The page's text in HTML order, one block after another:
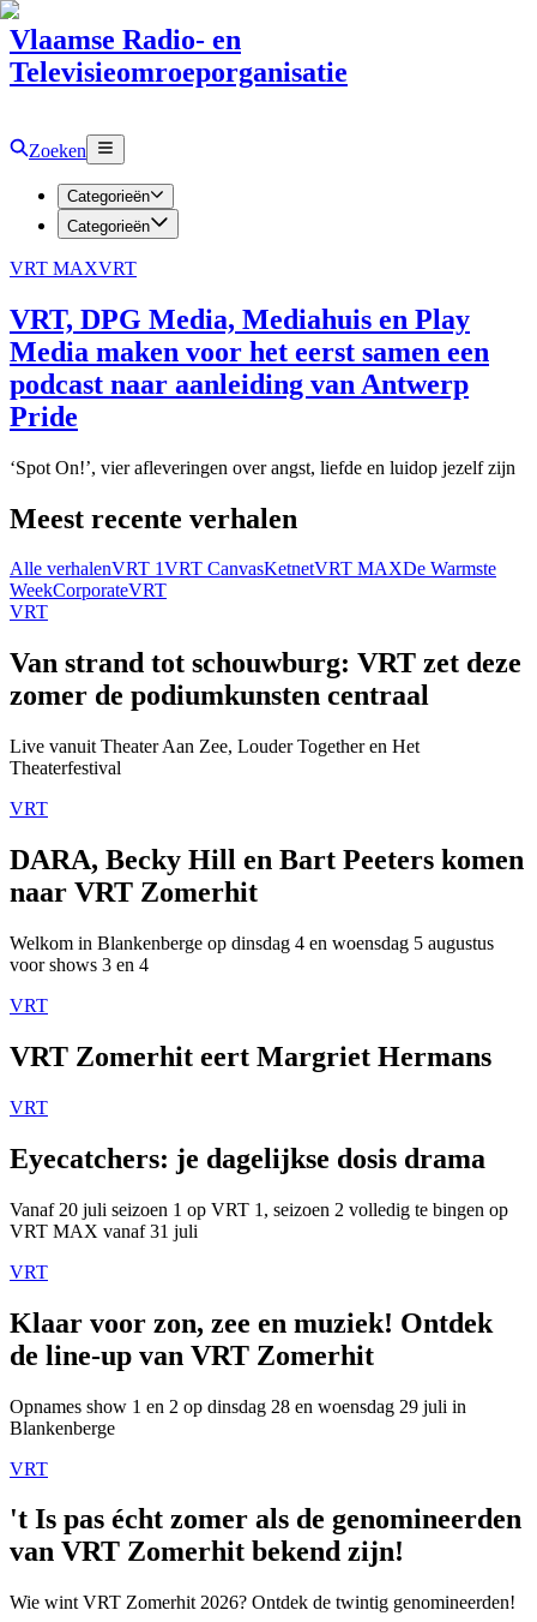
Vlaamse Radio- en
Televisieomroeporganisatie
Zoeken
Categorieën
Categorieën
VRT MAXVRT
VRT, DPG Media, Mediahuis en Play
Media maken voor het eerst samen een
podcast naar aanleiding van Antwerp
Pride
‘Spot On!’, vier afleveringen over angst, liefde en luidop jezelf zijn
Meest recente verhalen
Alle verhalenVRT 1VRT CanvasKetnetVRT MAXDe Warmste
WeekCorporateVRT
VRT
Van strand tot schouwburg: VRT zet deze
zomer de podiumkunsten centraal
Live vanuit Theater Aan Zee, Louder Together en Het
Theaterfestival
VRT
DARA, Becky Hill en Bart Peeters komen
naar VRT Zomerhit
Welkom in Blankenberge op dinsdag 4 en woensdag 5 augustus
voor shows 3 en 4
VRT
VRT Zomerhit eert Margriet Hermans
VRT
Eyecatchers: je dagelijkse dosis drama
Vanaf 20 juli seizoen 1 op VRT 1, seizoen 2 volledig te bingen op
VRT MAX vanaf 31 juli
VRT
Klaar voor zon, zee en muziek! Ontdek
de line-up van VRT Zomerhit
Opnames show 1 en 2 op dinsdag 28 en woensdag 29 juli in
Blankenberge
VRT
't Is pas écht zomer als de genomineerden
van VRT Zomerhit bekend zijn!
Wie wint VRT Zomerhit 2026? Ontdek de twintig genomineerden!